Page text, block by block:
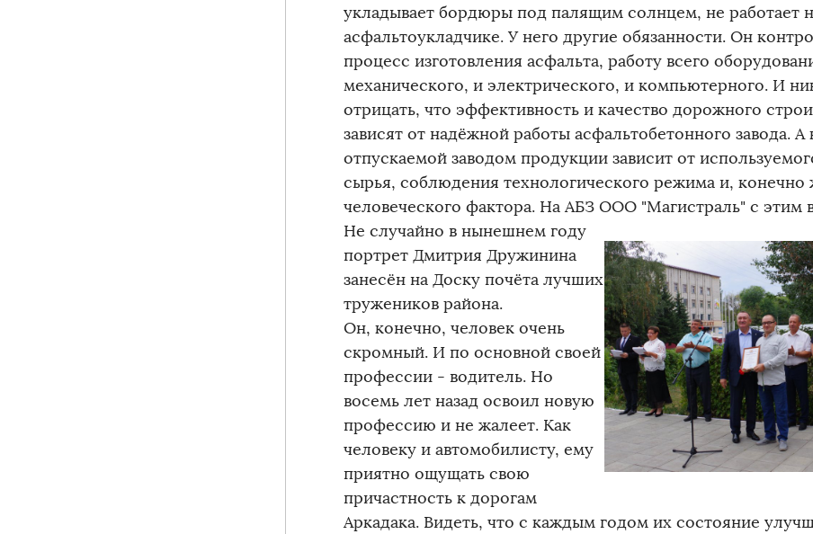
укладывает бордюры под палящим солнцем, не работает
асфальтоукладчике. У него другие обязанности. Он
процесс изготовления асфальта, работу всего
механического, и электрического, и компьютерного. И
отрицать, что эффективность и качество дорожного
зависят от надёжной работы асфальтобетонного завода. А
отпускаемой заводом продукции зависит от
сырья, соблюдения технологического режима и, конечно
человеческого фактора. На АБЗ ООО "Магистраль" с этим
Не случайно в нынешнем году
портрет Дмитрия Дружинина
занесён на Доску почёта лучших
тружеников района.
Он, конечно, человек очень
скромный. И по основной своей
профессии - водитель. Но
восемь лет назад освоил новую
профессию и не жалеет. Как
человеку и автомобилисту, ему
приятно ощущать свою
причастность к дорогам
Аркадака. Видеть, что с каждым годом их состояние